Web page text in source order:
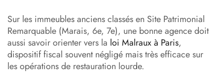
Sur les immeubles anciens classés en Site Patrimonial
Remarquable (Marais, 6e, 7e), une bonne agence doit
aussi savoir orienter vers la loi Malraux à Paris,
dispositif fiscal souvent négligé mais très efficace sur
les opérations de restauration lourde.